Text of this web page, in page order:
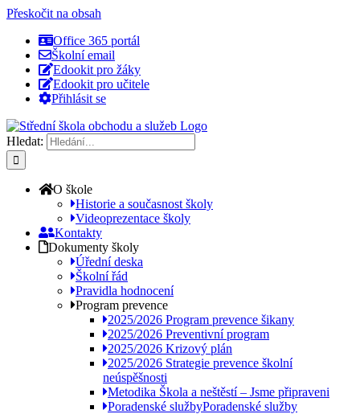
Přeskočit na obsah
Office 365 portál
Školní email
Edookit pro žáky
Edookit pro učitele
Přihlásit se
Hledat:
O škole
Historie a současnost školy
Videoprezentace školy
Kontakty
Dokumenty školy
Úřední deska
Školní řád
Pravidla hodnocení
Program prevence
2025/2026 Program prevence šikany
2025/2026 Preventivní program
2025/2026 Krizový plán
2025/2026 Strategie prevence školní
neúspěšnosti
Metodika Škola a neštěstí – Jsme připraveni
Poradenské službyPoradenské služby